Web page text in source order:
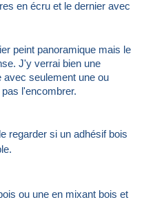
en écru et le dernier avec
peint panoramique mais le
J'y verrai bien une
avec seulement une ou
l'encombrer.
regarder si un adhésif bois
ou une en mixant bois et